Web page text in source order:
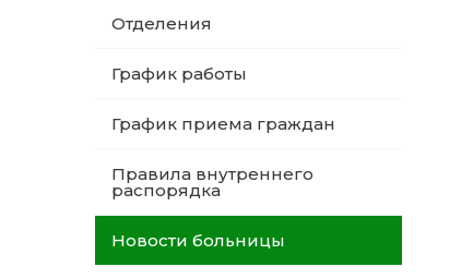
Отделения
График работы
График приема граждан
Правила внутреннего
распорядка
Новости больницы